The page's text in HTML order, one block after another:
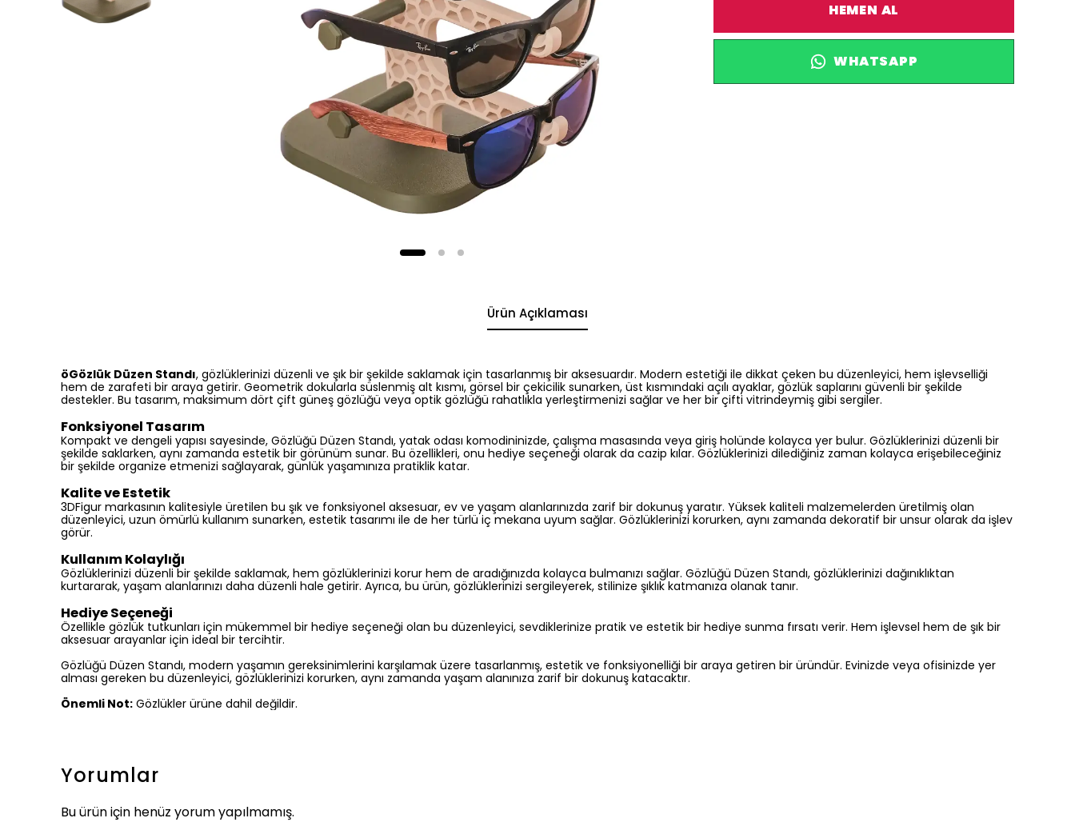
HEMEN AL
WHATSAPP
Ürün Açıklaması
öGözlük Düzen Standı, gözlüklerinizi düzenli ve şık bir şekilde saklamak için tasarlanmış bir aksesuardır. Modern estetiği ile dikkat çeken bu düzenleyici, hem işlevselliği
hem de zarafeti bir araya getirir. Geometrik dokularla süslenmiş alt kısmı, görsel bir çekicilik sunarken, üst kısmındaki açılı ayaklar, gözlük saplarını güvenli bir şekilde
destekler. Bu tasarım, maksimum dört çift güneş gözlüğü veya optik gözlüğü rahatlıkla yerleştirmenizi sağlar ve her bir çifti vitrindeymiş gibi sergiler.
Fonksiyonel Tasarım
Kompakt ve dengeli yapısı sayesinde, Gözlüğü Düzen Standı, yatak odası komodininizde, çalışma masasında veya giriş holünde kolayca yer bulur. Gözlüklerinizi düzenli bir
şekilde saklarken, aynı zamanda estetik bir görünüm sunar. Bu özellikleri, onu hediye seçeneği olarak da cazip kılar. Gözlüklerinizi dilediğiniz zaman kolayca erişebileceğiniz
bir şekilde organize etmenizi sağlayarak, günlük yaşamınıza pratiklik katar.
Kalite ve Estetik
3DFigur markasının kalitesiyle üretilen bu şık ve fonksiyonel aksesuar, ev ve yaşam alanlarınızda zarif bir dokunuş yaratır. Yüksek kaliteli malzemelerden üretilmiş olan
düzenleyici, uzun ömürlü kullanım sunarken, estetik tasarımı ile de her türlü iç mekana uyum sağlar. Gözlüklerinizi korurken, aynı zamanda dekoratif bir unsur olarak da işlev
görür.
Kullanım Kolaylığı
Gözlüklerinizi düzenli bir şekilde saklamak, hem gözlüklerinizi korur hem de aradığınızda kolayca bulmanızı sağlar. Gözlüğü Düzen Standı, gözlüklerinizi dağınıklıktan
kurtararak, yaşam alanlarınızı daha düzenli hale getirir. Ayrıca, bu ürün, gözlüklerinizi sergileyerek, stilinize şıklık katmanıza olanak tanır.
Hediye Seçeneği
Özellikle gözlük tutkunları için mükemmel bir hediye seçeneği olan bu düzenleyici, sevdiklerinize pratik ve estetik bir hediye sunma fırsatı verir. Hem işlevsel hem de şık bir
aksesuar arayanlar için ideal bir tercihtir.
Gözlüğü Düzen Standı, modern yaşamın gereksinimlerini karşılamak üzere tasarlanmış, estetik ve fonksiyonelliği bir araya getiren bir üründür. Evinizde veya ofisinizde yer
alması gereken bu düzenleyici, gözlüklerinizi korurken, aynı zamanda yaşam alanınıza zarif bir dokunuş katacaktır.
Önemli Not: Gözlükler ürüne dahil değildir.
Yorumlar
Bu ürün için henüz yorum yapılmamış.